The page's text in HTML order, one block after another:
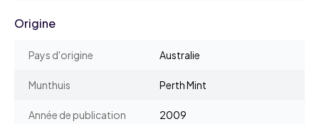
Origine
Pays d'origine Australie
Munthuis Perth Mint
Année de publication 2009